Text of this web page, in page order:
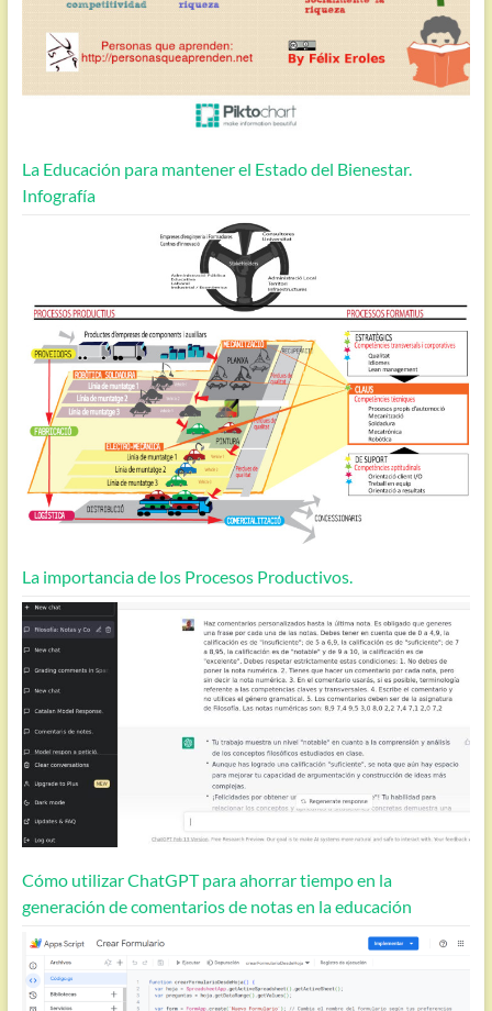
La Educación para mantener el Estado del Bienestar.
Infografía
La importancia de los Procesos Productivos.
Cómo utilizar ChatGPT para ahorrar tiempo en la
generación de comentarios de notas en la educación